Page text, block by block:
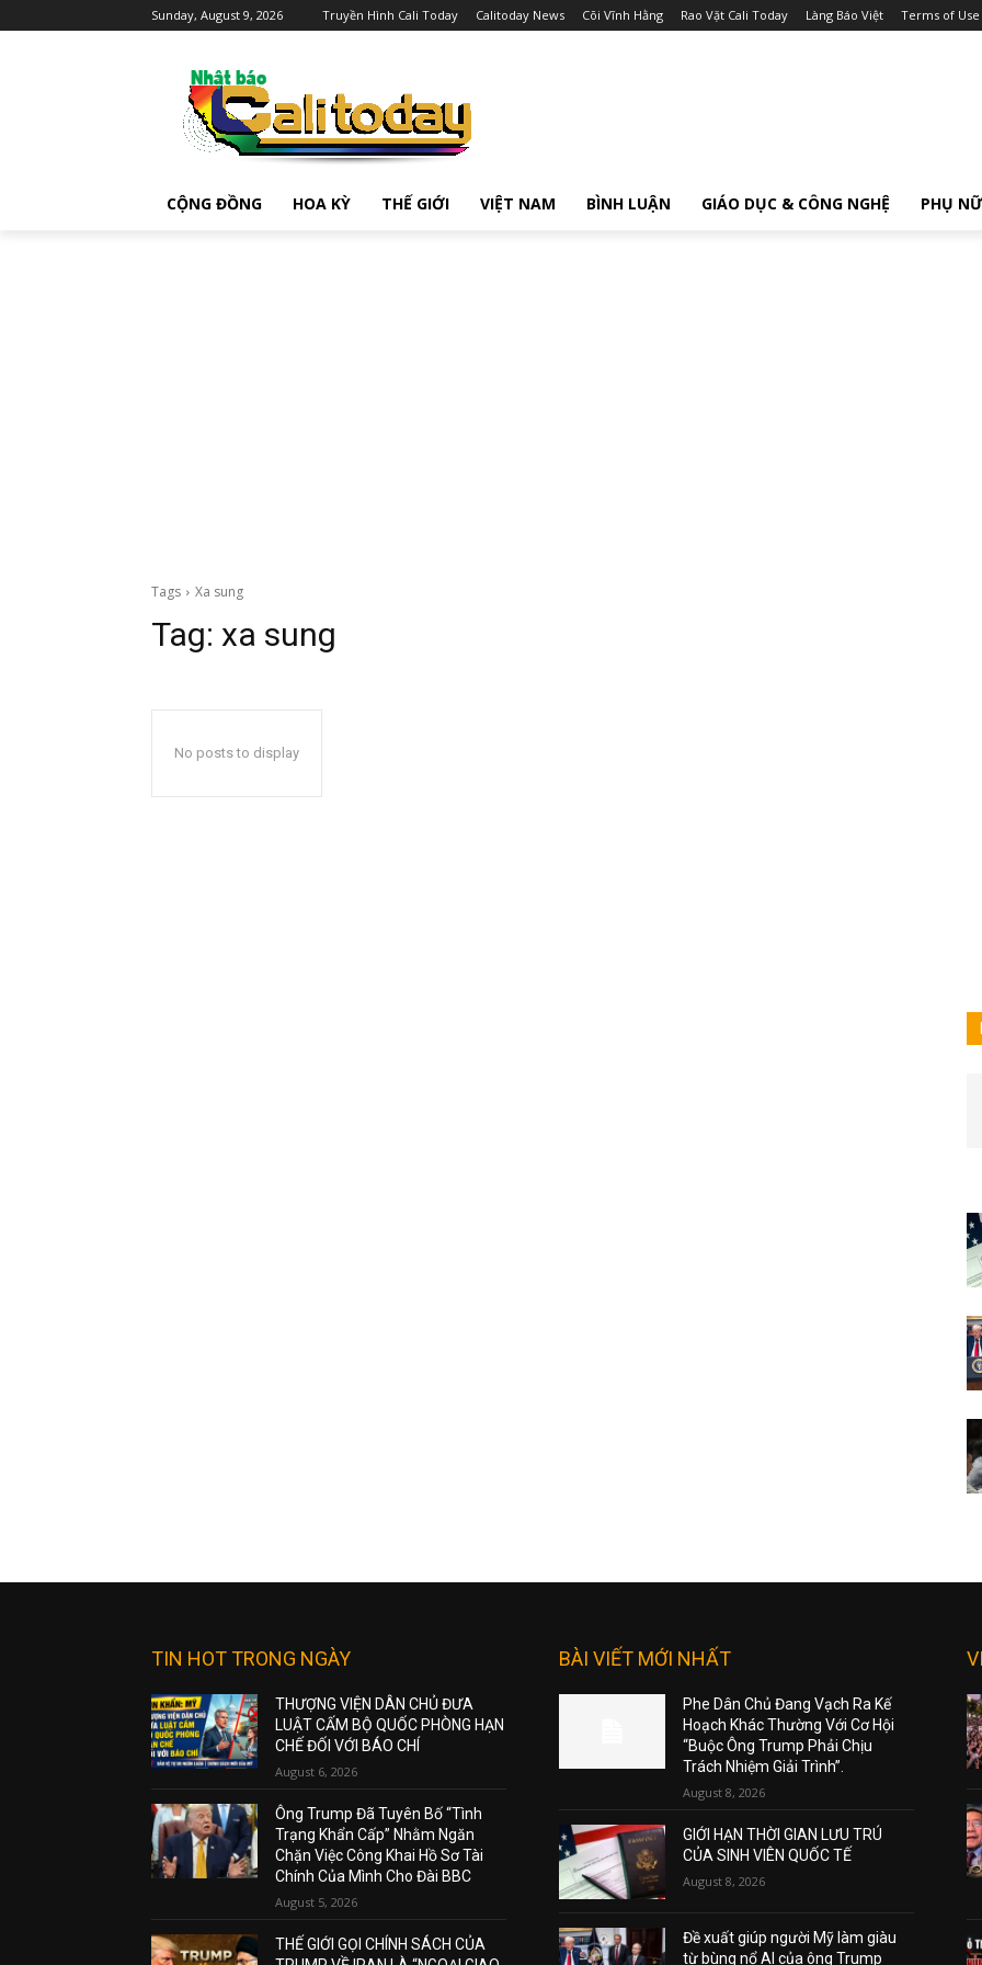
Sunday, August 9, 2026 Truyền Hình Cali Today Calitoday News Cõi Vĩnh Hằng Rao Vặt Cali Today Làng Báo Việt Terms of Use
CỘNG ĐỒNG HOA KỲ THẾ GIỚI VIỆT NAM BÌNH LUẬN GIÁO DỤC & CÔNG NGHỆ PHỤ NỮ
Tags Xa sung
Tag: xa sung
No posts to display
TIN HOT TRONG NGÀY
THƯỢNG VIỆN DÂN CHỦ ĐƯA
LUẬT CẤM BỘ QUỐC PHÒNG HẠN
CHẾ ĐỐI VỚI BÁO CHÍ
August 6, 2026
Ông Trump Đã Tuyên Bố “Tình
Trạng Khẩn Cấp” Nhằm Ngăn
Chặn Việc Công Khai Hồ Sơ Tài
Chính Của Mình Cho Đài BBC
August 5, 2026
THẾ GIỚI GỌI CHÍNH SÁCH CỦA
BÀI VIẾT MỚI NHẤT
Phe Dân Chủ Đang Vạch Ra Kế
Hoạch Khác Thường Với Cơ Hội
“Buộc Ông Trump Phải Chịu
Trách Nhiệm Giải Trình”.
August 8, 2026
GIỚI HẠN THỜI GIAN LƯU TRÚ
CỦA SINH VIÊN QUỐC TẾ
August 8, 2026
Đề xuất giúp người Mỹ làm giàu
từ bùng nổ AI của ông Trump